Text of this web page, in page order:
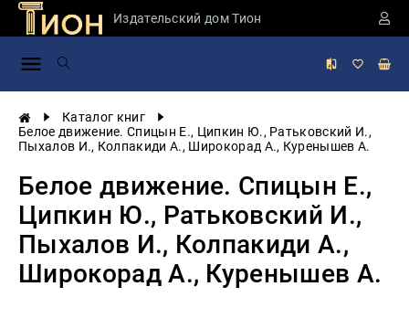
Издательский дом Тион
Каталог книг
Белое движение. Спицын Е., Ципкин Ю., Ратьковский И.,
Пыхалов И., Колпакиди А., Широкорад А., Куренышев А.
Белое движение. Спицын Е.,
Ципкин Ю., Ратьковский И.,
Пыхалов И., Колпакиди А.,
Широкорад А., Куренышев А.
Занимательная
России
Мировая
Экономика
и
Учебная